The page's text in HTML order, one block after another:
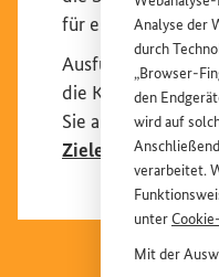
Analyse der
durch
„Browser-
den
wird auf
verarbeitet.
unterCookie
Mit der
für eine
Ausführliche
die
Sie auf unserer
Zielen